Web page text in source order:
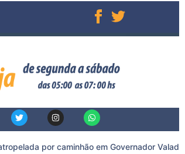
por caminhão em Governador Valadares